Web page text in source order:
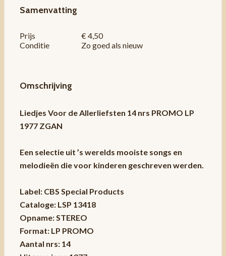
Samenvatting
Prijs
€ 4,50
Conditie
Zo goed als nieuw
Omschrijving
Liedjes Voor de Allerliefsten 14 nrs PROMO LP
1977 ZGAN
Een selectie uit ’s werelds mooiste songs en
melodieën die voor kinderen geschreven werden.
Label: CBS Special Products
Cataloge: LSP 13418
Opname: STEREO
Format: LP PROMO
Aantal nrs: 14